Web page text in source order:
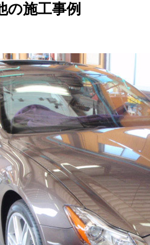
の施工事例